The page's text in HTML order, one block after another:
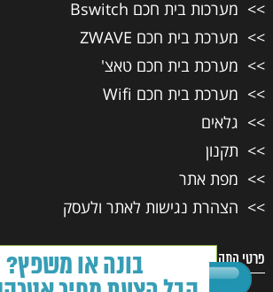
בונה או משפץ?
מערכות בית חכם Bswitch
מערכת בית חכם ZWAVE
מערכת בית חכם טאצ'
מערכת בית חכם Wifi
גלאים
תקנון
מפת אתר
הצהרת נגישות לאתר ולעסק
פרטי התקשרות